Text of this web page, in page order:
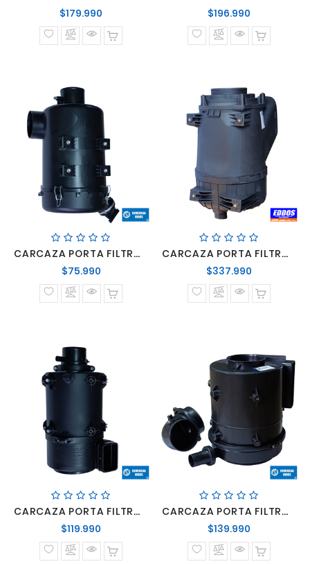
$179.990
normal
$196.990
normal
CARCAZA PORTA FILTRO AIRE MERCEDES LO916 ACCELO 915
$75.990Precio
normal
CARCAZA PORTA FILTRO AIRE SCANIA PGRS SERIE 6/7
$337.990
normal
CARCAZA PORTA FILTRO AIRE VOLKSWAGEN VW 8150/8160/9150/9160
$119.990
normal
CARCAZA PORTA FILTRO AIRE VOLKSWAGEN VW CONSTELLATION
$139.990
normal